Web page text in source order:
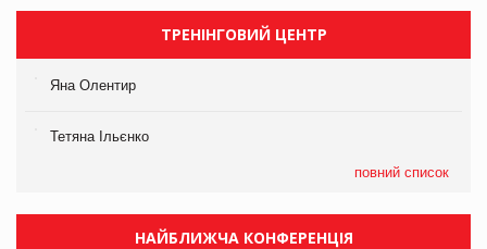
ТРЕНІНГОВИЙ ЦЕНТР
Яна Олентир
Тетяна Ільєнко
повний список
НАЙБЛИЖЧА КОНФЕРЕНЦІЯ